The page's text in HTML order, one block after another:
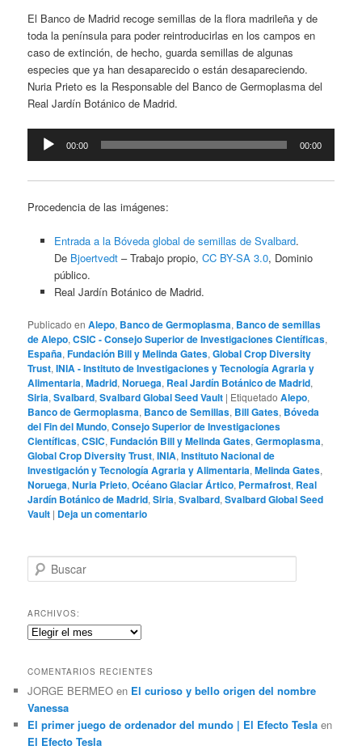
El Banco de Madrid recoge semillas de la flora madrileña y de
toda la península para poder reintroducirlas en los campos en
caso de extinción, de hecho, guarda semillas de algunas
especies que ya han desaparecido o están desapareciendo.
Nuria Prieto es la Responsable del Banco de Germoplasma del
Real Jardín Botánico de Madrid.
Reproductor
00:00 00:00
Procedencia de las imágenes:
Entrada a la Bóveda global de semillas de Svalbard.
De Bjoertvedt–Trabajo propio, CC BY-SA 3.0, Dominio
público.
Real Jardín Botánico de Madrid.
Publicado en Alepo, Banco de Germoplasma, Banco de semillas
de Alepo,CSIC - Consejo Superior de Investigaciones Científicas,
España,Fundación Bill y Melinda Gates,Global Crop Diversity
Trust,INIA - Instituto de Investigaciones y Tecnología Agraria y
Alimentaria,Madrid,Noruega, Real Jardín Botánico de Madrid,
Siria,Svalbard,Svalbard Global Seed Vault | Etiquetado Alepo,
Banco de Germoplasma, Banco de Semillas, Bill Gates, Bóveda
del Fin del Mundo,Consejo Superior de Investigaciones
Científicas,CSIC,Fundación Bill y Melinda Gates,Germoplasma,
Global Crop Diversity Trust,INIA,Instituto Nacional de
Investigación y Tecnología Agraria y Alimentaria,Melinda Gates,
Noruega,Nuria Prieto,Océano Glaciar Ártico, Permafrost, Real
Jardín Botánico de Madrid,Siria,Svalbard,Svalbard Global Seed
Vault | Deja un comentario
u
c
a
r
ARCHIVOS:
Archivos:
COMENTARIOS RECIENTES
JORGE BERMEO en El curioso y bello origen del nombre
Vanessa
El primer juego de ordenador del mundo | El Efecto Tesla en
El Efecto Tesla